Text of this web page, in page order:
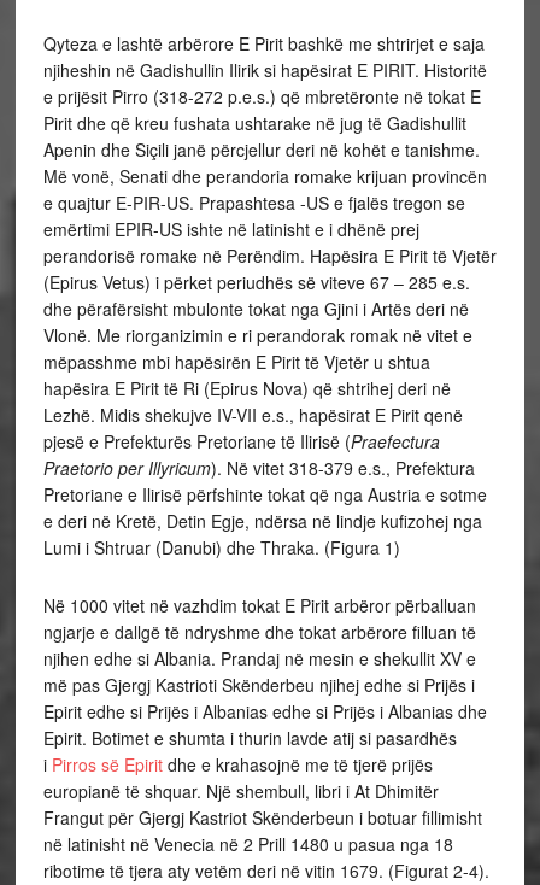
Qyteza e lashtë arbërore E Pirit bashkë me shtrirjet e saja
njiheshin në Gadishullin Ilirik si hapësirat E PIRIT. Historitë
e prijësit Pirro (318-272 p.e.s.) që mbretëronte në tokat E
Pirit dhe që kreu fushata ushtarake në jug të Gadishullit
Apenin dhe Siçili janë përcjellur deri në kohët e tanishme.
Më vonë, Senati dhe perandoria romake krijuan provincën
e quajtur E-PIR-US. Prapashtesa -US e fjalës tregon se
emërtimi EPIR-US ishte në latinisht e i dhënë prej
perandorisë romake në Perëndim. Hapësira E Pirit të Vjetër
(Epirus Vetus) i përket periudhës së viteve 67 – 285 e.s.
dhe përafërsisht mbulonte tokat nga Gjini i Artës deri në
Vlonë. Me riorganizimin e ri perandorak romak në vitet e
mëpasshme mbi hapësirën E Pirit të Vjetër u shtua
hapësira E Pirit të Ri (Epirus Nova) që shtrihej deri në
Lezhë. Midis shekujve IV-VII e.s., hapësirat E Pirit qenë
pjesë e Prefekturës Pretoriane të Ilirisë (Praefectura
Praetorio per Illyricum). Në vitet 318-379 e.s., Prefektura
Pretoriane e Ilirisë përfshinte tokat që nga Austria e sotme
e deri në Kretë, Detin Egje, ndërsa në lindje kufizohej nga
Lumi i Shtruar (Danubi) dhe Thraka. (Figura 1)
Në 1000 vitet në vazhdim tokat E Pirit arbëror përballuan
ngjarje e dallgë të ndryshme dhe tokat arbërore filluan të
njihen edhe si Albania. Prandaj në mesin e shekullit XV e
më pas Gjergj Kastrioti Skënderbeu njihej edhe si Prijës i
Epirit edhe si Prijës i Albanias edhe si Prijës i Albanias dhe
Epirit. Botimet e shumta i thurin lavde atij si pasardhës
i Pirros së Epirit dhe e krahasojnë me të tjerë prijës
europianë të shquar. Një shembull, libri i At Dhimitër
Frangut për Gjergj Kastriot Skënderbeun i botuar fillimisht
në latinisht në Venecia në 2 Prill 1480 u pasua nga 18
ribotime të tjera aty vetëm deri në vitin 1679. (Figurat 2-4).